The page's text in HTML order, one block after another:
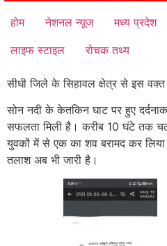
होम नेशनल न्यूज मध्य प्रदेश
लाइफ स्टाइल
रोचक तथ्य
सीधी जिले के सिहावल क्षेत्र से इस
सोन नदी के केतकिन घाट पर हुए
सफलता मिली है। करीब 10 घंटे तक
युवकों में से एक का शव बरामद कर
तलाश अब भी जारी है।